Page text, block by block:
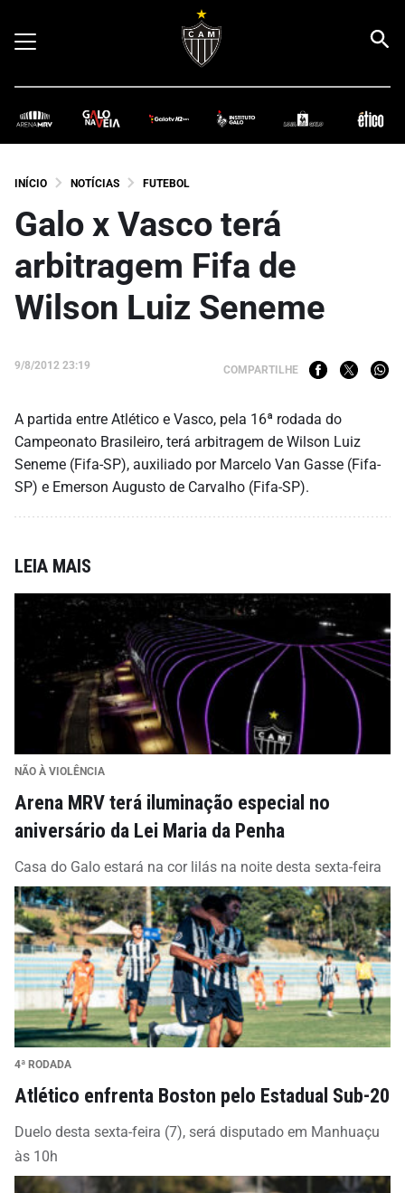
INÍCIO NOTÍCIAS FUTEBOL
Galo x Vasco terá
arbitragem Fifa de
Wilson Luiz Seneme
9/8/2012 23:19 COMPARTILHE
A partida entre Atlético e Vasco, pela 16ª rodada do
Campeonato Brasileiro, terá arbitragem de Wilson Luiz
Seneme (Fifa-SP), auxiliado por Marcelo Van Gasse (Fifa-
SP) e Emerson Augusto de Carvalho (Fifa-SP).
LEIA MAIS
NÃO À VIOLÊNCIA
Arena MRV terá iluminação especial no
aniversário da Lei Maria da Penha
Casa do Galo estará na cor lilás na noite desta sexta-feira
4ª RODADA
Atlético enfrenta Boston pelo Estadual Sub-20
Duelo desta sexta-feira (7), será disputado em Manhuaçu
às 10h